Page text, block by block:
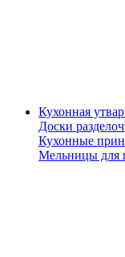
Кухонная
Доски
Кухонные
Мельницы для